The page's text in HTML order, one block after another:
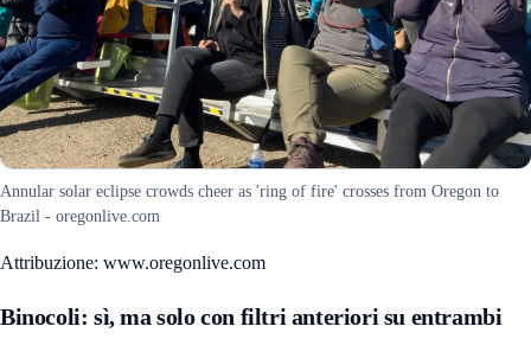
Annular solar eclipse crowds cheer as 'ring of fire' crosses from Oregon to
Brazil - oregonlive.com
Attribuzione: www.oregonlive.com
Binocoli: sì, ma solo con filtri anteriori su entrambi